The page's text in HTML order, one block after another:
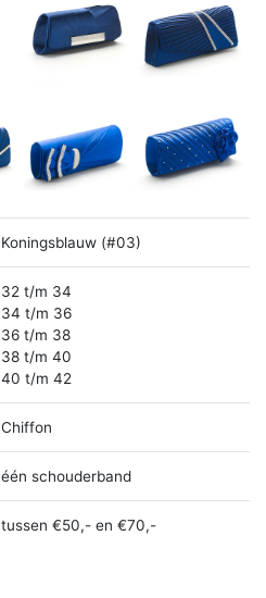
Koningsblauw (#03)
32 t/m 34
34 t/m 36
36 t/m 38
38 t/m 40
40 t/m 42
Chiffon
één schouderband
tussen €50,- en €70,-